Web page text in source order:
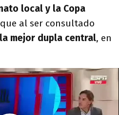
local y la Copa
al ser consultado
la mejor dupla central, en